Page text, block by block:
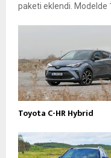
paketi eklendi. Modelde
Toyota C-HR Hybrid